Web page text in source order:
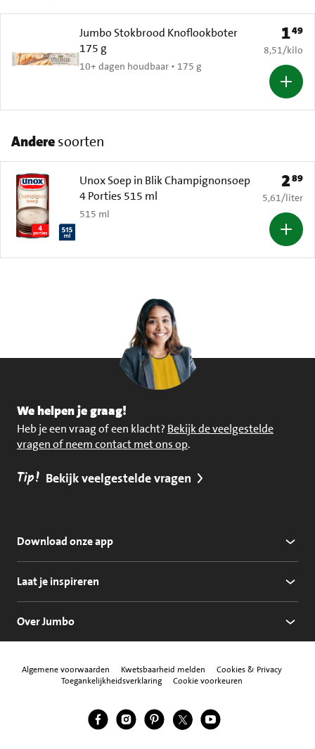
Jumbo Stokbrood Knoflookboter
175 g
10+ dagen houdbaar • 175 g
Prijs:
149
€ 8,51 per
8,51/kilo
Anderesoorten
Unox Soep in Blik Champignonsoep
4 Porties 515 ml
515 ml
Prijs:
289
€ 5,61 per
5,61/liter
We helpen je graag!
Heb je een vraag of een klacht? Bekijk de veelgestelde
vragen of neem contact met ons op.
Tip! Bekijk veelgestelde vragen
Download onze app
Laat je inspireren
Over Jumbo
Algemene voorwaarden Kwetsbaarheid melden
Cookies & Privacy
Toegankelijkheidsverklaring
Cookie voorkeuren
Volg ons
Jumbo Facebook
Jumbo Instagram
Jumbo Pinterest
Jumbo Twitter
Jumbo YouTube